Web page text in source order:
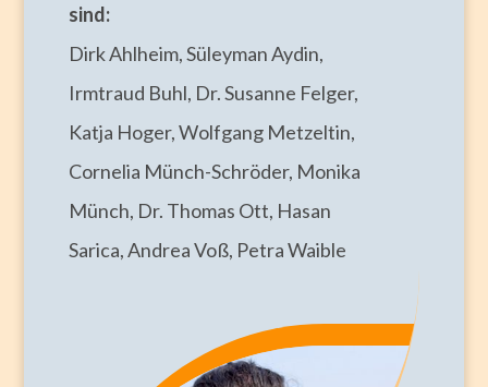
sind:
Dirk Ahlheim, Süleyman Aydin,
Irmtraud Buhl, Dr. Susanne Felger,
Katja Hoger, Wolfgang Metzeltin,
Cornelia Münch-Schröder, Monika
Münch, Dr. Thomas Ott, Hasan
Sarica, Andrea Voß, Petra Waible